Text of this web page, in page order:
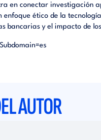
en conectar investigación
ético de la
bancarias y el impacto de los
AUTOR